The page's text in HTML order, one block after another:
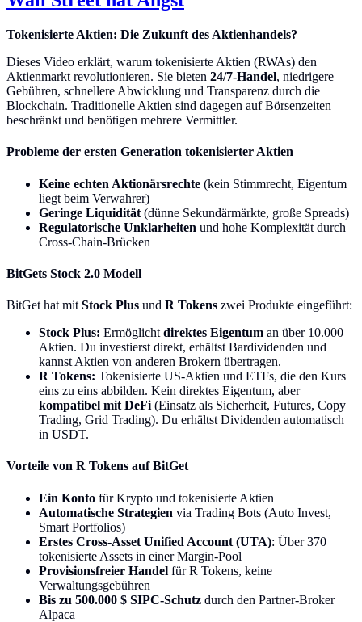
Tokenisierte Aktien: Die Zukunft des Aktienhandels?
Dieses Video erklärt, warum tokenisierte Aktien (RWAs) den
Aktienmarkt revolutionieren. Sie bieten 24/7-Handel, niedrigere
Gebühren, schnellere Abwicklung und Transparenz durch die
Blockchain. Traditionelle Aktien sind dagegen auf Börsenzeiten
beschränkt und benötigen mehrere Vermittler.
Probleme der ersten Generation tokenisierter Aktien
Keine echten Aktionärsrechte (kein Stimmrecht, Eigentum
liegt beim Verwahrer)
Geringe Liquidität (dünne Sekundärmärkte, große Spreads)
Regulatorische Unklarheiten und hohe Komplexität durch
Cross-Chain-Brücken
BitGets Stock 2.0 Modell
BitGet hat mit Stock Plus und R Tokens zwei Produkte eingeführt:
Stock Plus: Ermöglicht direktes Eigentum an über 10.000
Aktien. Du investierst direkt, erhältst Bardividenden und
kannst Aktien von anderen Brokern übertragen.
R Tokens: Tokenisierte US-Aktien und ETFs, die den Kurs
eins zu eins abbilden. Kein direktes Eigentum, aber
kompatibel mit DeFi (Einsatz als Sicherheit, Futures, Copy
Trading, Grid Trading). Du erhältst Dividenden automatisch
in USDT.
Vorteile von R Tokens auf BitGet
Ein Konto für Krypto und tokenisierte Aktien
Automatische Strategien via Trading Bots (Auto Invest,
Smart Portfolios)
Erstes Cross-Asset Unified Account (UTA): Über 370
tokenisierte Assets in einer Margin-Pool
Provisionsfreier Handel für R Tokens, keine
Verwaltungsgebühren
Bis zu 500.000 $ SIPC-Schutz durch den Partner-Broker
Alpaca